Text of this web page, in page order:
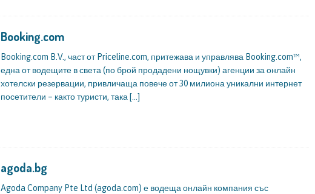
Booking.com
Booking.com B.V., част от Priceline.com, притежава и управлява Booking.com™,
една от водещите в света (по брой продадени нощувки) агенции за онлайн
хотелски резервации, привличаща повече от 30 милиона уникални интернет
посетители – както туристи, така […]
agoda.bg
Agoda Company Pte Ltd (agoda.com) е водеща онлайн компания със